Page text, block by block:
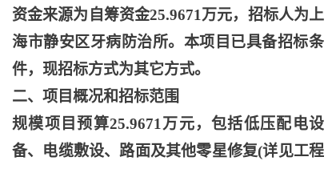
资金来源为自筹资金25.9671万元，招标人为上
海市静安区牙病防治所。本项目已具备招标条
件，现招标方式为其它方式。
二、项目概况和招标范围
规模项目预算25.9671万元，包括低压配电设
备、电缆敷设、路面及其他零星修复(详见工程